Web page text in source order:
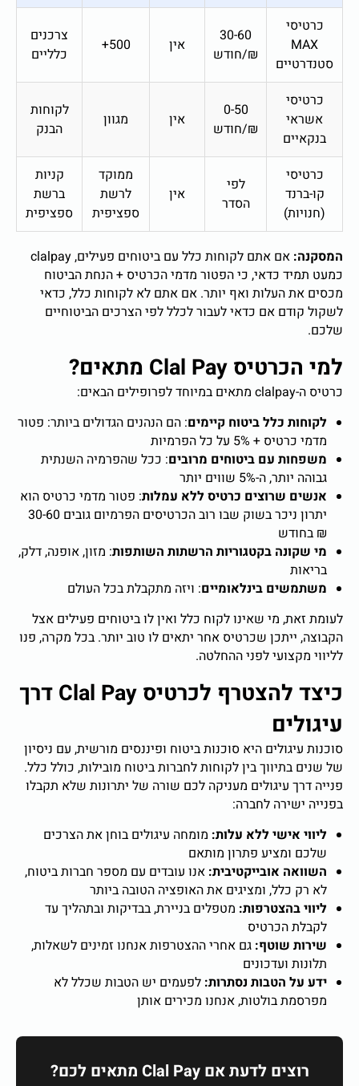
כרטיסי
MAX
סטנדרטיים
30-60
₪/חודש
אין 500+
צרכנים
כלליים
כרטיסי
אשראי
בנקאיים
0-50
₪/חודש
אין מגוון
לקוחות
הבנק
כרטיסי
קו-ברנד
(חנויות)
לפי
הסדר
אין
ממוקד
לרשת
ספציפית
קניות
ברשת
ספציפית
המסקנה:
אם אתם לקוחות כלל עם ביטוחים פעילים, clalpay
כמעט תמיד כדאי, כי הפטור מדמי הכרטיס + הנחת הביטוח
מכסים את העלות ואף יותר. אם אתם לא לקוחות כלל, כדאי
לשקול קודם אם כדאי לעבור לכלל לפי הצרכים הביטוחיים
שלכם.
למי הכרטיס Clal Pay מתאים?
כרטיס ה-clalpay מתאים במיוחד לפרופילים הבאים:
לקוחות כלל ביטוח קיימים: הם הנהנים הגדולים ביותר: פטור
מדמי כרטיס + 5% על כל הפרמיות
משפחות עם ביטוחים מרובים: ככל שהפרמיה השנתית
גבוהה יותר, ה-5% שווים יותר
אנשים שרוצים כרטיס ללא עמלות: פטור מדמי כרטיס הוא
יתרון ניכר בשוק שבו רוב הכרטיסים הפרמיום גובים 30-60
₪ בחודש
מי שקונה בקטגוריות הרשתות השותפות: מזון, אופנה, דלק,
בריאות
משתמשים בינלאומיים: ויזה מתקבלת בכל העולם
לעומת זאת, מי שאינו לקוח כלל ואין לו ביטוחים פעילים אצל
הקבוצה, ייתכן שכרטיס אחר יתאים לו טוב יותר. בכל מקרה, פנו
לליווי מקצועי לפני ההחלטה.
כיצד להצטרף לכרטיס Clal Pay דרך
עיגולים
סוכנות עיגולים היא סוכנות ביטוח ופיננסים מורשית, עם ניסיון
של שנים בתיווך בין לקוחות לחברות ביטוח מובילות, כולל כלל.
פנייה דרך עיגולים מעניקה לכם שורה של יתרונות שלא תקבלו
בפנייה ישירה לחברה:
ליווי אישי ללא עלות: מומחה עיגולים בוחן את הצרכים
שלכם ומציע פתרון מותאם
השוואה אובייקטיבית: אנו עובדים עם מספר חברות ביטוח,
לא רק כלל, ומציגים את האופציה הטובה ביותר
ליווי בהצטרפות: מטפלים בניירת, בבדיקות ובתהליך עד
לקבלת הכרטיס
שירות שוטף: גם אחרי ההצטרפות אנחנו זמינים לשאלות,
תלונות ועדכונים
ידע על הטבות נסתרות: לפעמים יש הטבות שכלל לא
מפרסמת בולטות, אנחנו מכירים אותן
רוצים לדעת אם Clal Pay מתאים לכם?